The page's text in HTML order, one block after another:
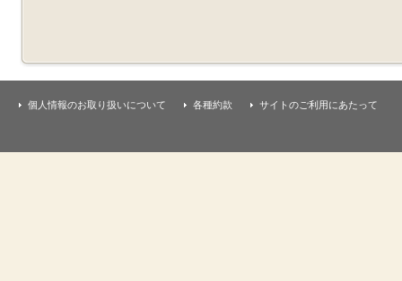
個人情報のお取り扱いについて 各種約款 サイトのご利用にあたって